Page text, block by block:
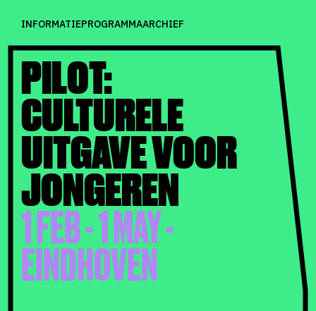
INFORMATIEPROGRAMMAARCHIEF
PILOT:
CULTURELE
UITGAVE VOOR
JONGEREN
1 FEB - 1 MAY -
EINDHOVEN